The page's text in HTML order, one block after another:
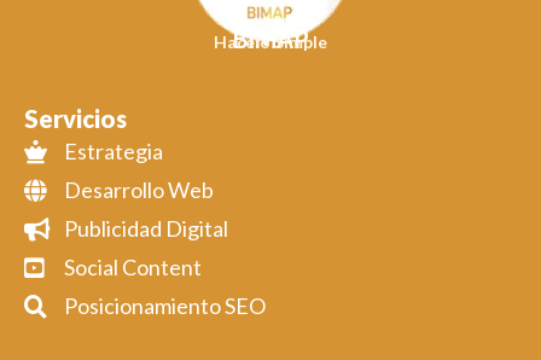
BIMAP
Hacelo Simple
Servicios
Estrategia
Desarrollo Web
Publicidad Digital
Social Content
Posicionamiento SEO